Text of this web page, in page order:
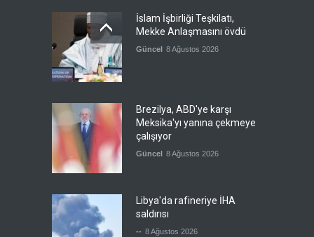
İslam İşbirliği Teşkilatı,
Mekke Anlaşmasını övdü
Güncel 8 Ağustos 2026
Brezilya, ABD'ye karşı
Meksika'yı yanına çekmeye
çalışıyor
Güncel 8 Ağustos 2026
Libya'da rafineriye İHA
saldırısı
-- 8 Ağustos 2026